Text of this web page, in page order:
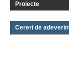
Proiecte
Cereri de